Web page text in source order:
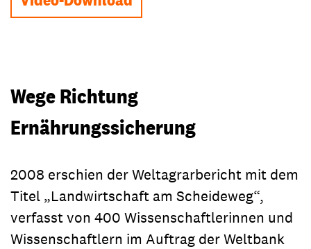
Wege Richtung
Ernährungssicherung
2008 erschien der Weltagrarbericht mit dem
Titel „Landwirtschaft am Scheideweg“,
verfasst von 400 Wissenschaftlerinnen und
Wissenschaftlern im Auftrag der Weltbank